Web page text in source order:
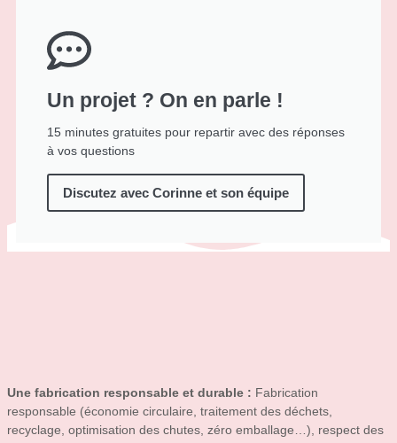
Un projet ? On en parle !
15 minutes gratuites pour repartir avec des réponses
à vos questions
Discutez avec Corinne et son équipe
Une fabrication responsable et durable : Fabrication
responsable (économie circulaire, traitement des déchets,
recyclage, optimisation des chutes, zéro emballage…), respect des